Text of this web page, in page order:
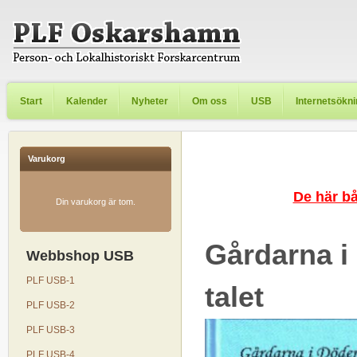
Start Kalender Nyheter Om oss USB
Varukorg
Din varukorg är tom.
Webbshop USB
PLF USB-1
PLF USB-2
PLF USB-3
PLF USB-4
De här
Gårdarna
talet